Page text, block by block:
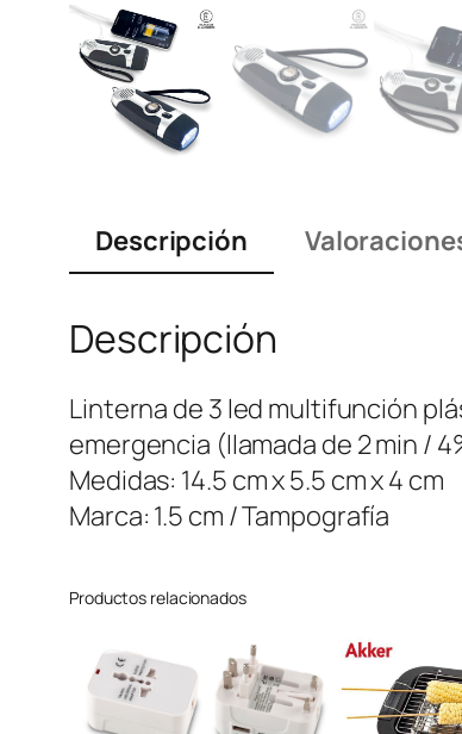
Descripción
Descripción
Linterna de 3 led multifunción
emergencia (llamada de 2 min /
Medidas: 14.5 cm x 5.5 cm x 4 cm
Marca: 1.5 cm / Tampografía
Productos relacionados